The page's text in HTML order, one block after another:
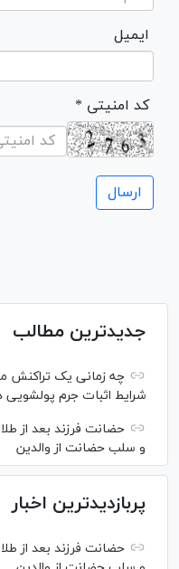
ایمیل
* کد امنیتی
جدیدترین مطالب
چه زمانی یک
شرایط اثبات جرم پولشویی
حضانت فرزند بعد از
و سلب حضانت از والدین
پربازدیدترین اخبار
حضانت فرزند بعد از